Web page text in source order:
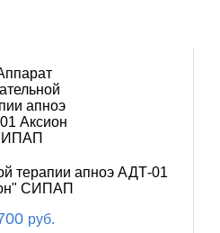
терапии апноэ АДТ-01
СИПАП
руб.